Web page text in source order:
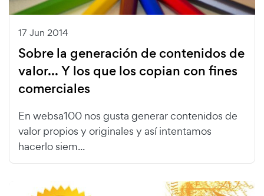
17 Jun 2014
Sobre la generación de contenidos de
valor... Y los que los copian con fines
comerciales
En websa100 nos gusta generar contenidos de
valor propios y originales y así intentamos
hacerlo siem...